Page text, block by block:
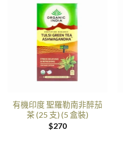
有機印度 聖羅勒南非醉茄
茶 (25 支) (5 盒裝)
$270